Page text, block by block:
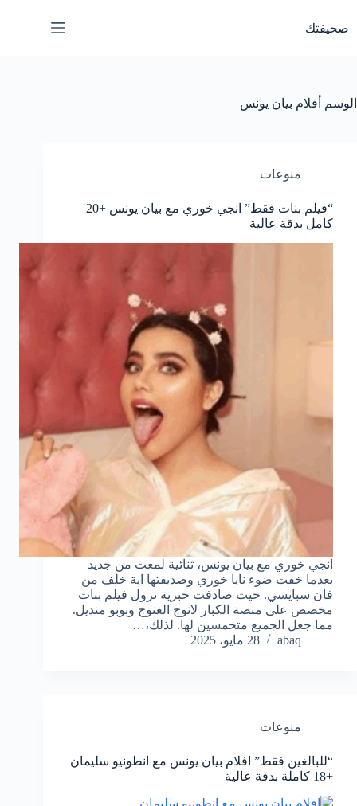
المحتوى
صحيفتك
الوسم أفلام بيان يونس
منوعات
“فيلم بنات فقط” انجي خوري مع بيان يونس +20
كامل بدقة عالية
انجي خوري مع بيان يونس، ثنائية لمعت من جديد
بعدما خفت ضوء نايا خوري وصديقتها اية خلف من
فان سبايسي. حيث صادفت خبرية نزول فيلم بنات
مخصص على منصة الكبار لانوج الغنوج وبوبو منديل.
مما جعل الجميع متحمسين لها. لذلك،…
abaq
28 مايو، 2025
منوعات
“للبالغين فقط” افلام بيان يونس مع انطونيو سليمان
+18 كاملة بدقة عالية